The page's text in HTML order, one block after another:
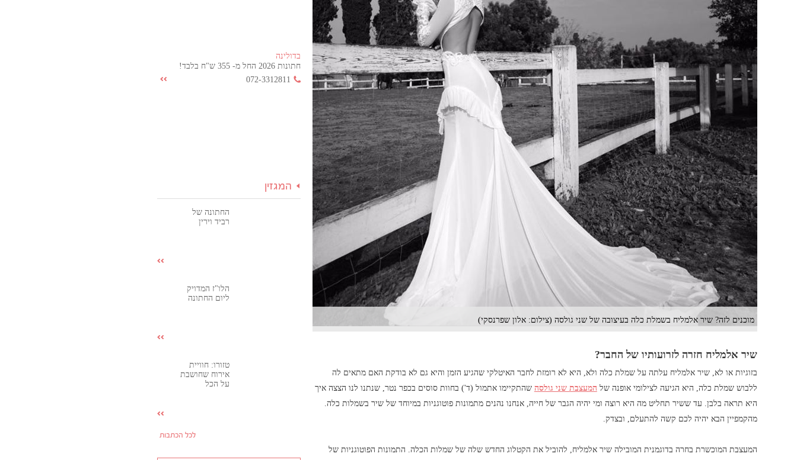
מוכנים לזה? שיר אלמליח בשמלת כלה בעיצובה של שני גולסה (צילום: אלון שפרנסקי)
שיר אלמליח חזרה לזרועותיו של החבר?
בזוגיות או לא, שיר אלמליח עלתה על שמלת כלה ולא, היא לא רומזת לחבר האיטלקי שהגיע הזמן והיא גם לא בודקת האם מתאים לה
ללבוש שמלת כלה, היא הגיעה לצילומי אופנה של המעצבת שני גולסה שהתקיימו אתמול (ד') בחוות סוסים בכפר נטר, שנתנו לנו הצצה איך
היא תראה בלבן. עד ששיר תחליט מה היא רוצה ומי יהיה הגבר של חייה, אנחנו נהנים מתמונות פוטוגניות במיוחד של שיר בשמלות כלה.
מהקמפיין הבא יהיה לכם קשה להתעלם, ובצדק.
המעצבת המוכשרת בחרה בדוגמנית המובילה שיר אלמליח, להוביל את הקטלוג החדש שלה של שמלות הכלה. התמונות הפוטוגניות של
בדולינה
חתונות 2026 החל מ- 355 ש"ח בלבד!
072-3312811
המגזין
החתונה של
רביד וירין
הלו"ז המדויק
ליום החתונה
טזורו: חוויית
אירוח שחושבת
על הכל
לכל הכתבות